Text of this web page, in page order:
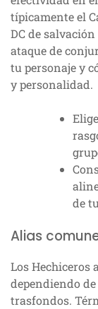
típicamente el
DC de
ataque de
tu personaje y
y personalidad.
de
Alias
Los Hechiceros
dependiendo
trasfondos.